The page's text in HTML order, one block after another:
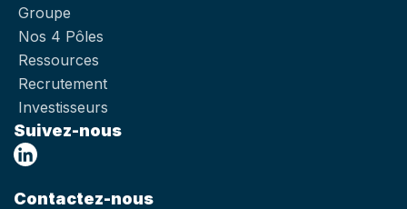
Groupe
Nos 4 Pôles
Ressources
Recrutement
Investisseurs
Suivez-nous
Contactez-nous